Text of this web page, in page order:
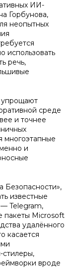
ИИ-
Горбунова,
неопытных
использовать
речь,
упрощают
среде
и точнее
многоэтапные
и
Безопасности»,
известные
Telegram,
пакеты Microsoft
удалённого
касается
стилеры,
вроде